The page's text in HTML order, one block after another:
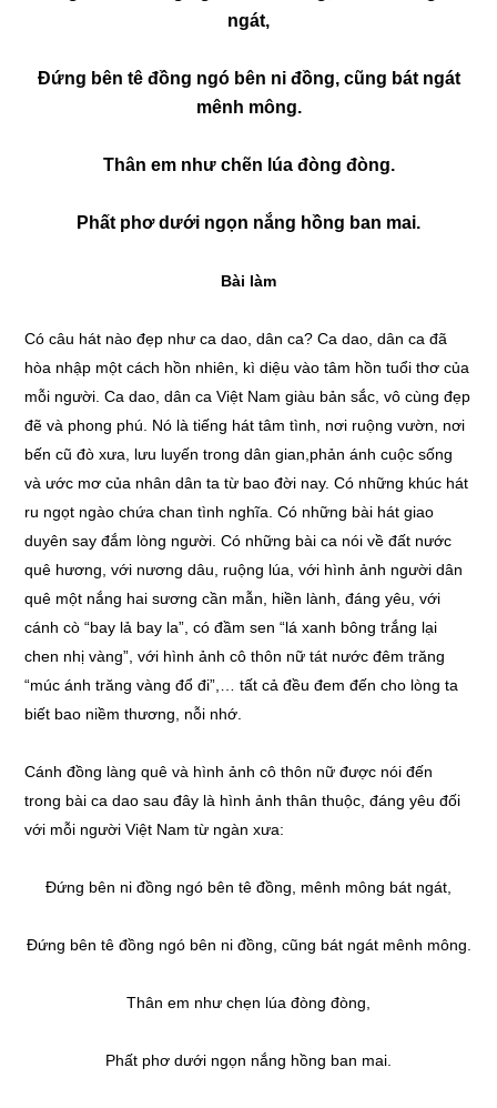
ngát,
Đứng bên tê đồng ngó bên ni đồng, cũng bát ngát
mênh mông.
Thân em như chẽn lúa đòng đòng.
Phất phơ dưới ngọn nắng hồng ban mai.
Bài làm
Có câu hát nào đẹp như ca dao, dân ca? Ca dao, dân ca đã
hòa nhập một cách hồn nhiên, kì diệu vào tâm hồn tuổi thơ của
mỗi người. Ca dao, dân ca Việt Nam giàu bản sắc, vô cùng đẹp
đẽ và phong phú. Nó là tiếng hát tâm tình, nơi ruộng vườn, nơi
bến cũ đò xưa, lưu luyến trong dân gian,phản ánh cuộc sống
và ước mơ của nhân dân ta từ bao đời nay. Có những khúc hát
ru ngọt ngào chứa chan tình nghĩa. Có những bài hát giao
duyên say đắm lòng người. Có những bài ca nói về đất nước
quê hương, với nương dâu, ruộng lúa, với hình ảnh người dân
quê một nắng hai sương cần mẫn, hiền lành, đáng yêu, với
cánh cò “bay lả bay la”, có đầm sen “lá xanh bông trắng lại
chen nhị vàng”, với hình ảnh cô thôn nữ tát nước đêm trăng
“múc ánh trăng vàng đổ đi”,… tất cả đều đem đến cho lòng ta
biết bao niềm thương, nỗi nhớ.
Cánh đồng làng quê và hình ảnh cô thôn nữ được nói đến
trong bài ca dao sau đây là hình ảnh thân thuộc, đáng yêu đối
với mỗi người Việt Nam từ ngàn xưa:
Đứng bên ni đồng ngó bên tê đồng, mênh mông bát ngát,
Đứng bên tê đồng ngó bên ni đồng, cũng bát ngát mênh mông.
Thân em như chẹn lúa đòng đòng,
Phất phơ dưới ngọn nắng hồng ban mai.